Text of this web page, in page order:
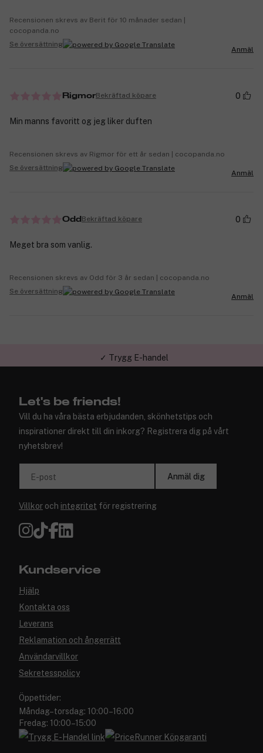
Recensionen skrevs av Berit för 10 månader sedan |
cocopanda.no
Se översättning
Anmäl
RigmorBekräftad köpare 0
Min manns favoritt og jeg liker duften
Recensionen skrevs av Rigmor för ett år sedan | cocopanda.no
Se översättning
Anmäl
Odd Bekräftad köpare 0
Meget bra som vanlig.
Recensionen skrevs av Odd för 3 år sedan | cocopanda.no
Se översättning
Anmäl
✓ Trygg E-handel
Let's be friends!
Vill du ha våra bästa erbjudanden, skönhetstips och
inspirationer direkt till din inkorg? Registrera dig på vårt
nyhetsbrev!
E-post Anmäl dig
Villkor och integritet för registrering
Kundservice
Hjälp
Kontakta oss
Leverans
Reklamation och ångerrätt
Användarvillkor
Sekretesspolicy
Öppettider:
Måndag–torsdag: 10:00–16:00
Fredag: 10:00–15:00